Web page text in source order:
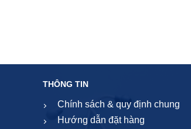
THÔNG TIN
Chính sách & quy định chung
Hướng dẫn đặt hàng